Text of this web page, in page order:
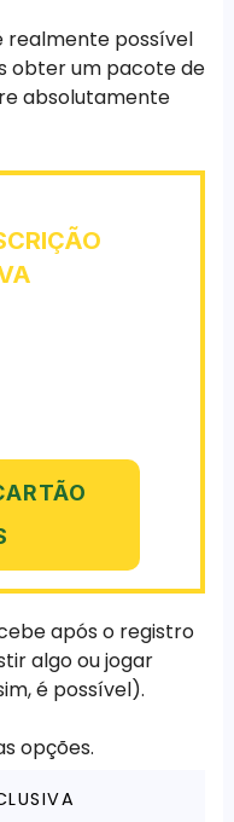
realmente possível
obter um pacote de
absolutamente
após o registro
algo ou jogar
é possível).
opções.